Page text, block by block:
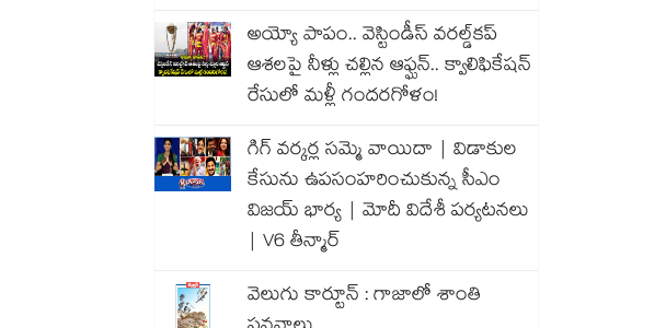
అయ్యో పాపం.. వెస్టిండీస్ వరల్డ్‌కప్
ఆశలపై నీళ్లు చల్లిన ఆఫ్ఘన్.. క్వాలిఫికేషన్
రేసులో మళ్లీ గందరగోళం!
గిగ్ వర్కర్ల సమ్మె వాయిదా | విడాకుల
కేసును ఉపసంహరించుకున్న సీఎం
విజయ్ భార్య | మోదీ విదేశీ పర్యటనలు
| V6 తీన్మార్
వెలుగు కార్టూన్ : గాజాలో శాంతి